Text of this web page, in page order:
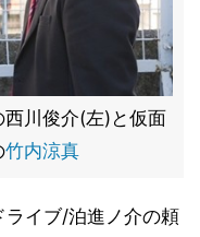
川俊介(左)と仮面
竹内涼真
ライブ/泊進ノ介の頼